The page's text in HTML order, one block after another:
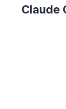
Claude